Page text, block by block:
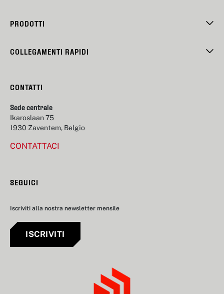
PRODOTTI
COLLEGAMENTI RAPIDI
CONTATTI
Sede centrale
Ikaroslaan 75
1930 Zaventem, Belgio
CONTATTACI
SEGUICI
Iscriviti alla nostra newsletter mensile
ISCRIVITI